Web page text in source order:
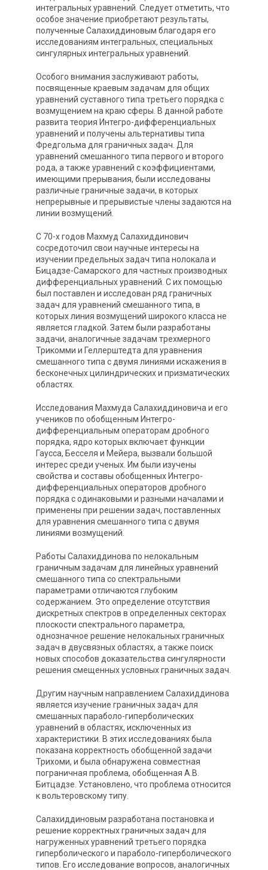
интегральных уравнений. Следует отметить, что
особое значение приобретают результаты,
полученные Салахиддиновым благодаря его
исследованиям интегральных, специальных
сингулярных интегральных уравнений.
Особого внимания заслуживают работы,
посвященные краевым задачам для общих
уравнений суставного типа третьего порядка с
возмущением на краю сферы. В данной работе
развита теория Интегро-дифференциальных
уравнений и получены альтернативы типа
Фредгольма для граничных задач. Для
уравнений смешанного типа первого и второго
рода, а также уравнений с коэффициентами,
имеющими прерывания, были исследованы
различные граничные задачи, в которых
непрерывные и прерывистые члены задаются на
линии возмущений.
С 70-х годов Махмуд Салахиддинович
сосредоточил свои научные интересы на
изучении предельных задач типа нолокала и
Бицадзе-Самарского для частных производных
дифференциальных уравнений. С их помощью
был поставлен и исследован ряд граничных
задач для уравнений смешанного типа, в
которых линия возмущений широкого класса не
является гладкой. Затем были разработаны
задачи, аналогичные задачам трехмерного
Трикомми и Геллерштедта для уравнения
смешанного типа с двумя линиями искажения в
бесконечных цилиндрических и призматических
областях.
Исследования Махмуда Салахиддиновича и его
учеников по обобщенным Интегро-
дифференциальным операторам дробного
порядка, ядро которых включает функции
Гаусса, Бесселя и Мейера, вызвали большой
интерес среди ученых. Им были изучены
свойства и составы обобщенных Интегро-
дифференциальных операторов дробного
порядка с одинаковыми и разными началами и
применены при решении задач, поставленных
для уравнения смешанного типа с двумя
линиями возмущений.
Работы Салахиддинова по нелокальным
граничным задачам для линейных уравнений
смешанного типа со спектральными
параметрами отличаются глубоким
содержанием. Это определение отсутствия
дискретных спектров в определенных секторах
плоскости спектрального параметра,
однозначное решение нелокальных граничных
задач в двусвязных областях, а также поиск
новых способов доказательства сингулярности
решения смещенных условных граничных задач.
Другим научным направлением Салахиддинова
является изучение граничных задач для
смешанных параболо-гиперболических
уравнений в областях, исключенных из
характеристики. В этих исследованиях была
показана корректность обобщенной задачи
Трихоми, и была обнаружена совместная
пограничная проблема, обобщенная А.В.
Битцадзе. Установлено, что проблема относится
к вольтеровскому типу.
Салахиддиновым разработана постановка и
решение корректных граничных задач для
нагруженных уравнений третьего порядка
гиперболического и параболо-гиперболического
типов. Его исследование вопросов, аналогичных